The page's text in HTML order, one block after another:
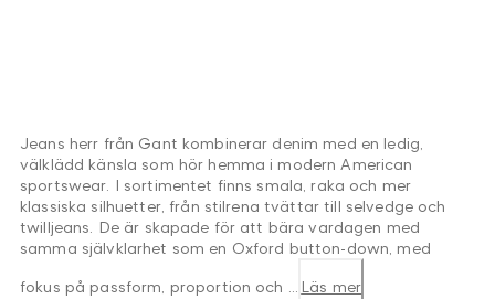
Jeans herr från Gant kombinerar denim med en ledig,
välklädd känsla som hör hemma i modern American
sportswear. I sortimentet finns smala, raka och mer
klassiska silhuetter, från stilrena tvättar till selvedge och
twilljeans. De är skapade för att bära vardagen med
samma självklarhet som en Oxford button-down, med
fokus på passform, proportion och ... Läs mer